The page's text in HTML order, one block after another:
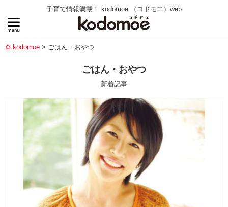
子育て情報満載！ kodomoe （コドモエ）web
kodomoe ごはん・おやつ
ごはん・おやつ
新着記事